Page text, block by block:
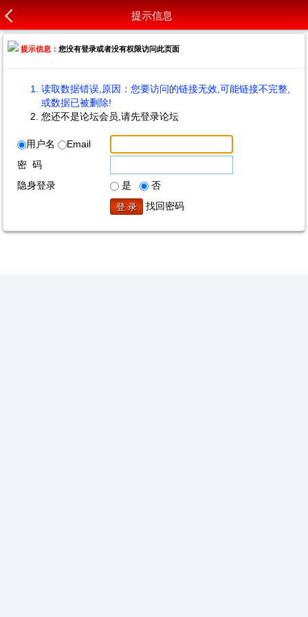
提示信息
提示信息：您没有登录或者没有权限访问此页面
读取数据错误,原因：您要访问的链接无效,可能链接不完整,
或数据已被删除!
您还不是论坛会员,请先登录论坛
用户名
Email
密 码
隐身登录
是
否
找回密码